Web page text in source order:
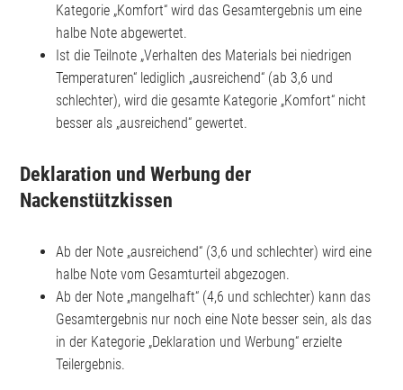
Kategorie „Komfort“ wird das Gesamtergebnis um eine
halbe Note abgewertet.
Ist die Teilnote „Verhalten des Materials bei niedrigen
Temperaturen“ lediglich „ausreichend“ (ab 3,6 und
schlechter), wird die gesamte Kategorie „Komfort“ nicht
besser als „ausreichend“ gewertet.
Deklaration und Werbung der
Nackenstützkissen
Ab der Note „ausreichend“ (3,6 und schlechter) wird eine
halbe Note vom Gesamturteil abgezogen.
Ab der Note „mangelhaft“ (4,6 und schlechter) kann das
Gesamtergebnis nur noch eine Note besser sein, als das
in der Kategorie „Deklaration und Werbung“ erzielte
Teilergebnis.